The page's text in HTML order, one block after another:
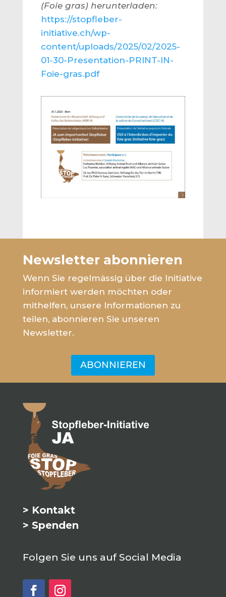
(Foie gras) herunterladen:
https://stopfleber-
initiative.ch/wp-
content/uploads/2025/02/2025-
01-30-Presentation-PRINT-IN-
Foie-gras.pdf
Newsletter abonnieren
Wenn Sie regelmässig über die Initiative
informiert werden möchten oder
mithelfen, unsere Informationen zu
teilen, abonnieren Sie unseren
Newsletter.
ABONNIEREN
> Kontakt
> Spenden
Folgen Sie uns auf Social Media